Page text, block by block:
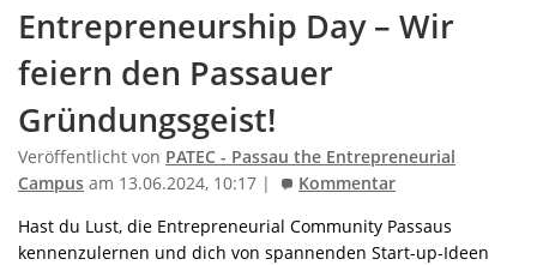
Entrepreneurship Day – Wir
feiern den Passauer
Gründungsgeist!
Veröffentlicht von PATEC - Passau the Entrepreneurial
Campus am 13.06.2024, 10:17 | Kommentar
Hast du Lust, die Entrepreneurial Community Passaus
kennenzulernen und dich von spannenden Start-up-Ideen